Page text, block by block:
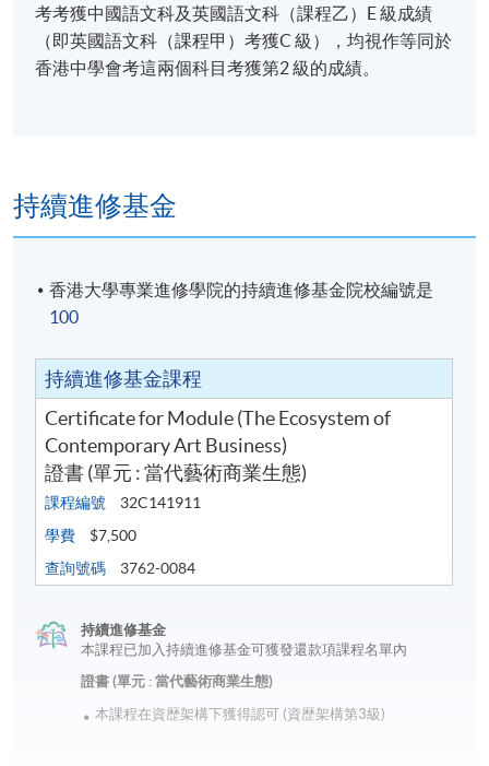
總結測
評
一小時總結測驗:包括選擇題及短
問題
100%
講授及教學活動
共 12 節, 每節 2.5 小時, 課時分配為：
3小時
報名代碼 2440-AT017A
現時接受報名
日期 / 時間
Xavier MAN, 2023年課程畢業生
考考獲中國語文科及英國語文科（課程乙）E 級成績
（即英國語文科（課程甲）考獲C 級），均視作等同於
香港中學會考這兩個科目考獲第2 級的成績。
持續進修基金
香港大學專業進修學院的持續進修基金院校編號是
100
持續進修基金課程
Certificate for Module (The Ecosystem of
Contemporary Art Business)
證書 (單元 : 當代藝術商業生態)
課程編號
32C141911
學費
$7,500
查詢號碼
3762-0084
持續進修基金
本課程已加入持續進修基金可獲發還款項課程名單內
證書 (單元 : 當代藝術商業生態)
本課程在資歴架構下獲得認可 (資歴架構第3級)